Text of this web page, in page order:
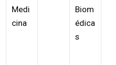
Medi
cina
Biom
édica
s